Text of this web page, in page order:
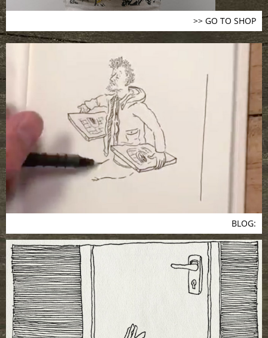
>> GO TO SHOP
BLOG: